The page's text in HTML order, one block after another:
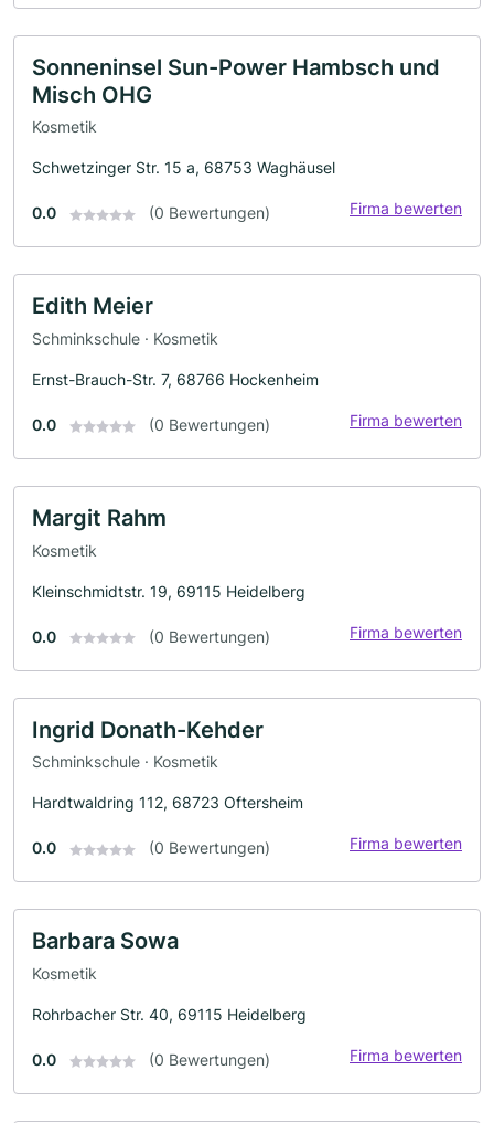
Sonneninsel Sun-Power Hambsch und
Misch OHG
Kosmetik
Schwetzinger Str. 15 a, 68753 Waghäusel
0.0 (0 Bewertungen) Firma bewerten
Edith Meier
Schminkschule · Kosmetik
Ernst-Brauch-Str. 7, 68766 Hockenheim
0.0 (0 Bewertungen) Firma bewerten
Margit Rahm
Kosmetik
Kleinschmidtstr. 19, 69115 Heidelberg
0.0 (0 Bewertungen) Firma bewerten
Ingrid Donath-Kehder
Schminkschule · Kosmetik
Hardtwaldring 112, 68723 Oftersheim
0.0 (0 Bewertungen) Firma bewerten
Barbara Sowa
Kosmetik
Rohrbacher Str. 40, 69115 Heidelberg
0.0 (0 Bewertungen) Firma bewerten